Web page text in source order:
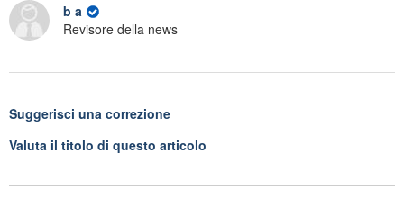
b a
Revisore della news
Suggerisci una correzione
Valuta il titolo di questo articolo